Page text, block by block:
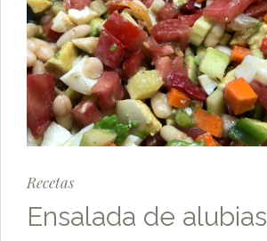
Recetas
Ensalada de alubias